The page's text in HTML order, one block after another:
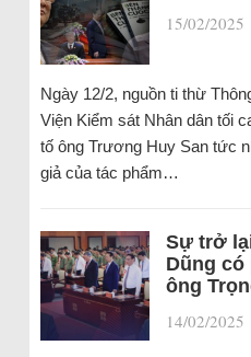
15/02/2025
Ngày 12/2, nguồn ti thừ
Viện Kiểm sát Nhân dân tối
tố ông Trương Huy San tức
giả của tác phẩm…
Sự trở
Dũng có
ông
14/02/2025